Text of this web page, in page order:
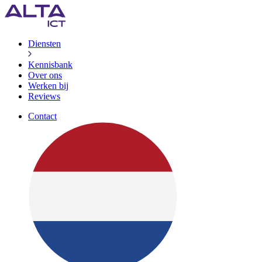
Diensten
Kennisbank
Over ons
Werken bij
Reviews
Contact